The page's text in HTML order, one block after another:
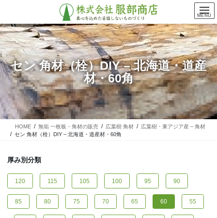
テ
ン
ツ
に
移
動
ゲ
ー
シ
ョ
ン
に
セン 角材（栓）DIY – 北海道・道産
材・60角
HOME 無垢 一枚板・角材の販売 広葉樹 角材
広葉樹・東アジア産 – 角材
セン 角材（栓）DIY – 北海道・道産材・60角
厚み別分類
120 115 105 100 95 90
85 80 75 70 65 60 55
MENU